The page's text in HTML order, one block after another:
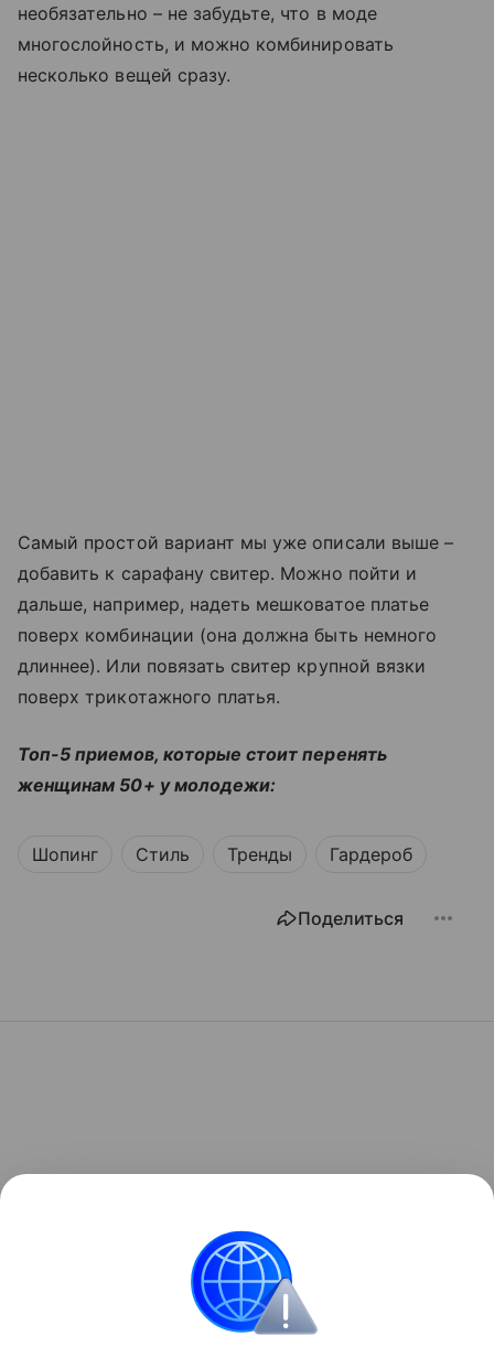
необязательно – не забудьте, что в моде
многослойность, и можно комбинировать
несколько вещей сразу.
Самый простой вариант мы уже описали выше –
добавить к сарафану свитер. Можно пойти и
дальше, например, надеть мешковатое платье
поверх комбинации (она должна быть немного
длиннее). Или повязать свитер крупной вязки
поверх трикотажного платья.
Топ-5 приемов, которые стоит перенять
женщинам 50+ у молодежи:
Шопинг Стиль Тренды Гардероб
Поделиться